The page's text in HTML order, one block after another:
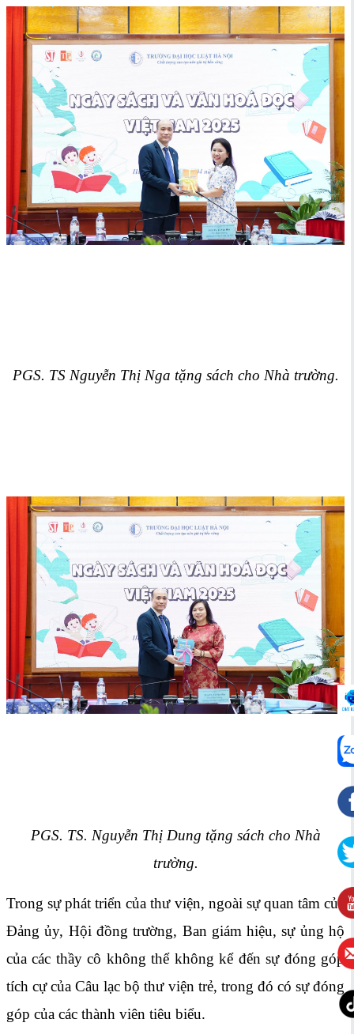
PGS. TS Nguyễn Thị Nga tặng sách cho Nhà trường.
PGS. TS. Nguyễn Thị Dung tặng sách cho Nhà
trường.
Trong sự phát triển của thư viện, ngoài sự quan tâm của
Đảng ủy, Hội đồng trường, Ban giám hiệu, sự ủng hộ
của các thầy cô không thể không kể đến sự đóng góp
tích cự của Câu lạc bộ thư viện trẻ, trong đó có sự đóng
góp của các thành viên tiêu biểu.